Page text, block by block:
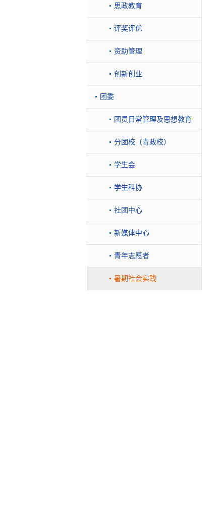
思政教育
评奖评优
资助管理
创新创业
团委
团员日常管理及思想教育
分团校（青政校）
学生会
学生科协
社团中心
新媒体中心
青年志愿者
暑期社会实践